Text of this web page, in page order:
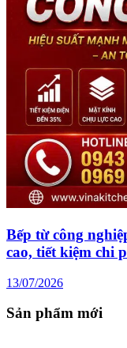
Bếp từ công
cao, tiết kiệm chi
13/07/2026
Sản phẩm mới